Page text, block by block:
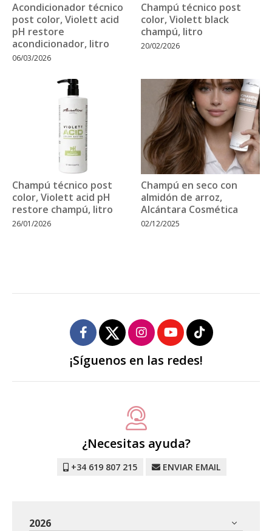
Acondicionador técnico
post color, Violett acid
pH restore
acondicionador, litro
06/03/2026
Champú técnico post
color, Violett black
champú, litro
20/02/2026
Champú técnico post
color, Violett acid pH
restore champú, litro
26/01/2026
Champú en seco con
almidón de arroz,
Alcántara Cosmética
02/12/2025
¡Síguenos en las redes!
¿Necesitas ayuda?
+34 619 807 215 ENVIAR EMAIL
2026